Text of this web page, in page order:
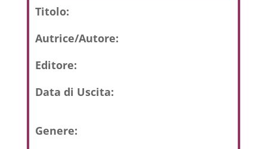
Titolo:
Autrice/Autore:
Editore:
Data di Uscita:
Genere: